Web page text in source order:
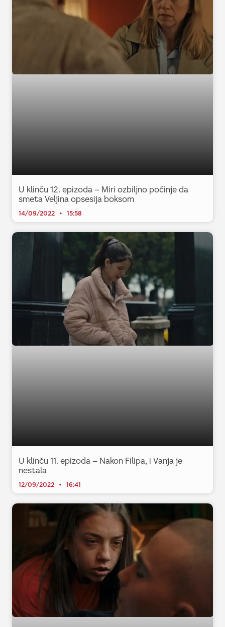
U klinču 12. epizoda – Miri ozbiljno počinje da
smeta Veljina opsesija boksom
14/09/2022 15:58
U klinču 11. epizoda – Nakon Filipa, i Vanja je
nestala
12/09/2022 16:41